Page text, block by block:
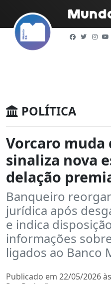
POLÍTICA
Vorcaro muda
sinaliza nova
delação
Banqueiro
jurídica após
e indica
informações
ligados ao Banco
Publicado em 22/05/2026